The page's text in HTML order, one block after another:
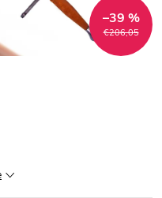
€206,05
–39 %